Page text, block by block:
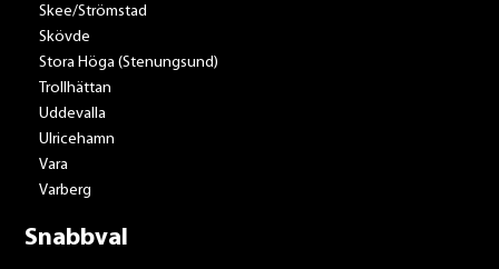
Skee/Strömstad
Skövde
Stora Höga (Stenungsund)
Trollhättan
Uddevalla
Ulricehamn
Vara
Varberg
Snabbval